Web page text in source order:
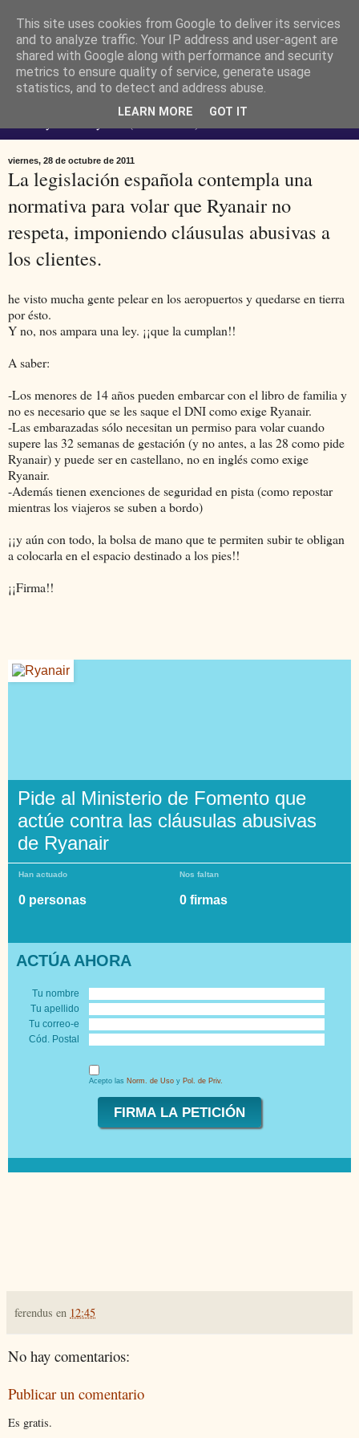
Ferendus K. Resimler -
personal
viernes, 28 de octubre de 2011
La legislación española contempla una
normativa para volar que Ryanair no
respeta, imponiendo cláusulas abusivas a
los clientes.
he visto mucha gente pelear en los aeropuertos y quedarse en tierra
por ésto.
Y no, nos ampara una ley. ¡¡que la cumplan!!
A saber:
-Los menores de 14 años pueden embarcar con el libro de familia y
no es necesario que se les saque el DNI como exige Ryanair.
-Las embarazadas sólo necesitan un permiso para volar cuando
supere las 32 semanas de gestación (y no antes, a las 28 como pide
Ryanair) y puede ser en castellano, no en inglés como exige
Ryanair.
-Además tienen exenciones de seguridad en pista (como repostar
mientras los viajeros se suben a bordo)
¡¡y aún con todo, la bolsa de mano que te permiten subir te obligan
a colocarla en el espacio destinado a los pies!!
¡¡Firma!!
Pide al Ministerio de Fomento que
actúe contra las cláusulas abusivas
de Ryanair
Han actuado
0 personas
Nos faltan
0 firmas
ACTÚA AHORA
Tu nombre
Tu apellido
Tu correo-e
Cód. Postal
Acepto las Norm. de Usoy Pol. de Priv.
ferendus en 12:45
No hay comentarios:
Publicar un comentario
Es gratis.
This site uses cookies from Google to deliver its services
and to analyze traffic. Your IP address and user-agent are
shared with Google along with performance and security
metrics to ensure quality of service, generate usage
statistics, and to detect and address abuse.
LEARN MORE GOT IT